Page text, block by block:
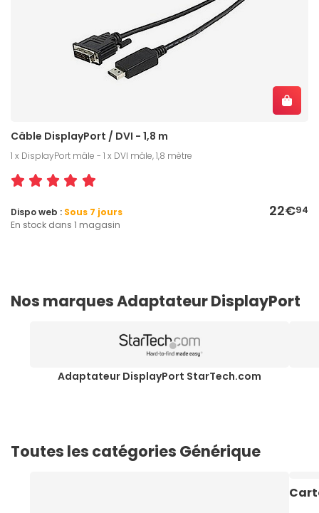
Câble DisplayPort / DVI - 1,8 m
1 x DisplayPort mâle - 1 x DVI mâle, 1,8 mètre
22€94
Dispo web : Sous 7 jours
En stock dans 1 magasin
Nos marques Adaptateur DisplayPort
Adaptateur DisplayPort StarTech.com
Toutes les catégories Générique